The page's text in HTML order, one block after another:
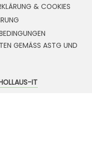
& COOKIES
GEMÄSS ASTG UND
IT